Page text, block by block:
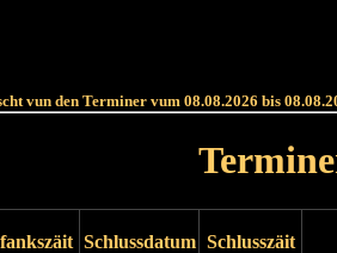
vun den Terminer vum 08.08.2026 bis
Schlussdatum Schlusszäit